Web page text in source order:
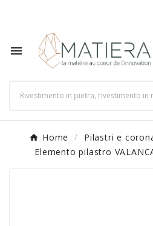

Home
Pilastri e
Elemento pilastro